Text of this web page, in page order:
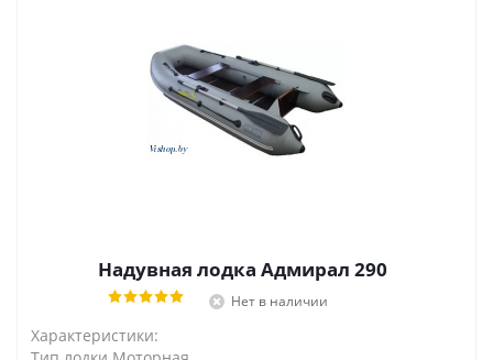
Надувная лодка Адмирал 290
Нет в наличии
Характеристики: